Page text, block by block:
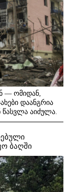
— ომიდან,
დაანგრია
წასვლა აიძულა.
ბაღში